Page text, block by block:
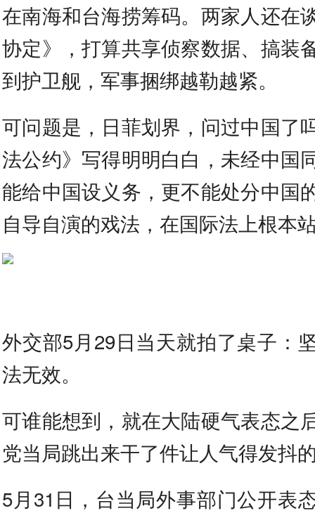
在南海和台海捞筹码。两家人还在
协定》，打算共享侦察数据、搞装
到护卫舰，军事捆绑越勒越紧。
可问题是，日菲划界，问过中国了
法公约》写得明明白白，未经中国
能给中国设义务，更不能处分中国
自导自演的戏法，在国际法上根本
外交部5月29日当天就拍了桌子：
法无效。
可谁能想到，就在大陆硬气表态之
党当局跳出来干了件让人气得发抖
5月31日，台当局外事部门公开表